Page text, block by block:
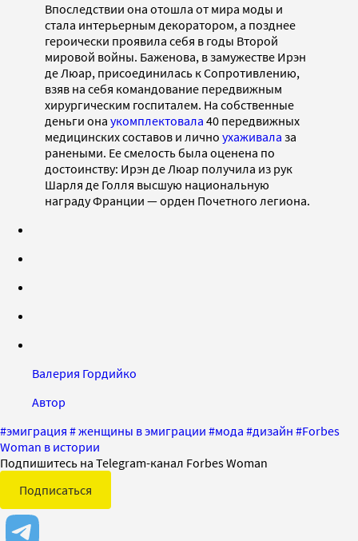
Впоследствии она отошла от мира моды и
стала интерьерным декоратором, а позднее
героически проявила себя в годы Второй
мировой войны. Баженова, в замужестве Ирэн
де Люар, присоединилась к Сопротивлению,
взяв на себя командование передвижным
хирургическим госпиталем. На собственные
деньги она укомплектовала 40 передвижных
медицинских составов и лично ухаживала за
ранеными. Ее смелость была оценена по
достоинству: Ирэн де Люар получила из рук
Шарля де Голля высшую национальную
награду Франции — орден Почетного легиона.
Валерия Гордийко
Автор
#эмиграция #женщины в эмиграции #мода #дизайн #Forbes
Woman в истории
Подпишитесь на Telegram-канал Forbes Woman
Подписаться